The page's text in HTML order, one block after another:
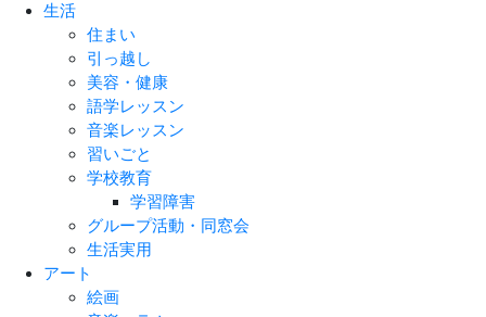
生活
住まい
引っ越し
美容・健康
語学レッスン
音楽レッスン
習いごと
学校教育
学習障害
グループ活動・同窓会
生活実用
アート
絵画